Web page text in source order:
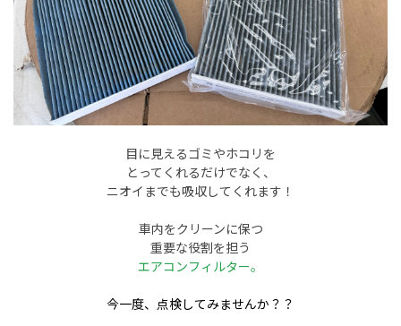
目に見えるゴミやホコリを
とってくれるだけでなく、
ニオイまでも吸収してくれます！
車内をクリーンに保つ
重要な役割を担う
エアコンフィルター。
今一度、点検してみませんか？？